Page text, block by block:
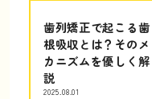
歯列矯正で起こる歯
根吸収とは？そのメ
カニズムを優しく解
説
2025.08.01